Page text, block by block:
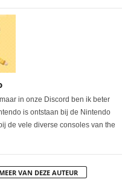
in onze Discord ben ik beter
is ontstaan bij de Nintendo
de vele diverse consoles van the
MEER VAN DEZE AUTEUR